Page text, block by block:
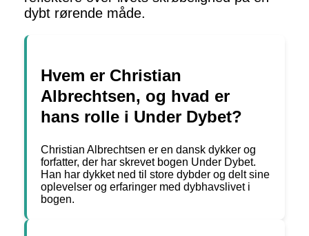
dybt rørende måde.
Hvem er Christian
Albrechtsen, og hvad er
hans rolle i Under Dybet?
Christian Albrechtsen er en dansk dykker og
forfatter, der har skrevet bogen Under Dybet.
Han har dykket ned til store dybder og delt sine
oplevelser og erfaringer med dybhavslivet i
bogen.